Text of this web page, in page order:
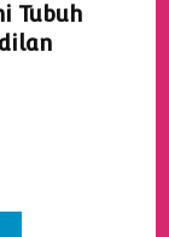
Tubuh